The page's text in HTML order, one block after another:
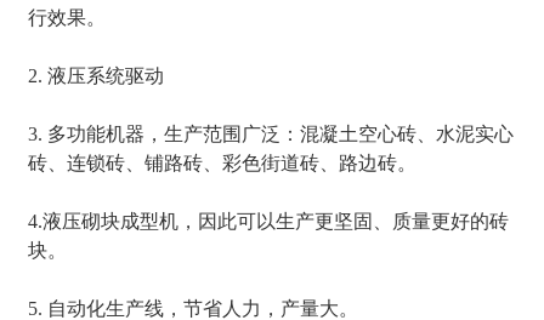
行效果。
2. 液压系统驱动
3. 多功能机器，生产范围广泛：混凝土空心砖、水泥实心
砖、连锁砖、铺路砖、彩色街道砖、路边砖。
4.液压砌块成型机，因此可以生产更坚固、质量更好的砖
块。
5. 自动化生产线，节省人力，产量大。